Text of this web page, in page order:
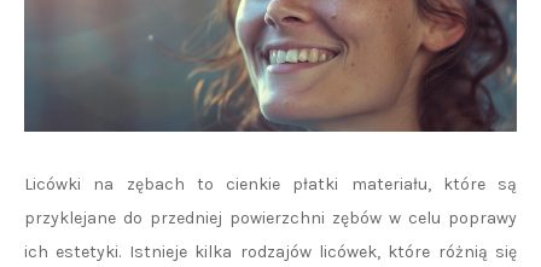
Licówki na zębach to cienkie płatki materiału, które są
przyklejane do przedniej powierzchni zębów w celu poprawy
ich estetyki. Istnieje kilka rodzajów licówek, które różnią się